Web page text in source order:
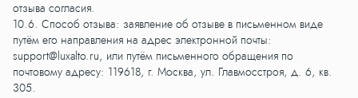
отзыва согласия.
10.6. Способ отзыва: заявление об отзыве в письменном виде
путём его направления на адрес электронной почты:
support@luxalto.ru, или путём письменного обращения по
почтовому адресу: 119618, г. Москва, ул. Главмосстроя, д. 6, кв.
305.